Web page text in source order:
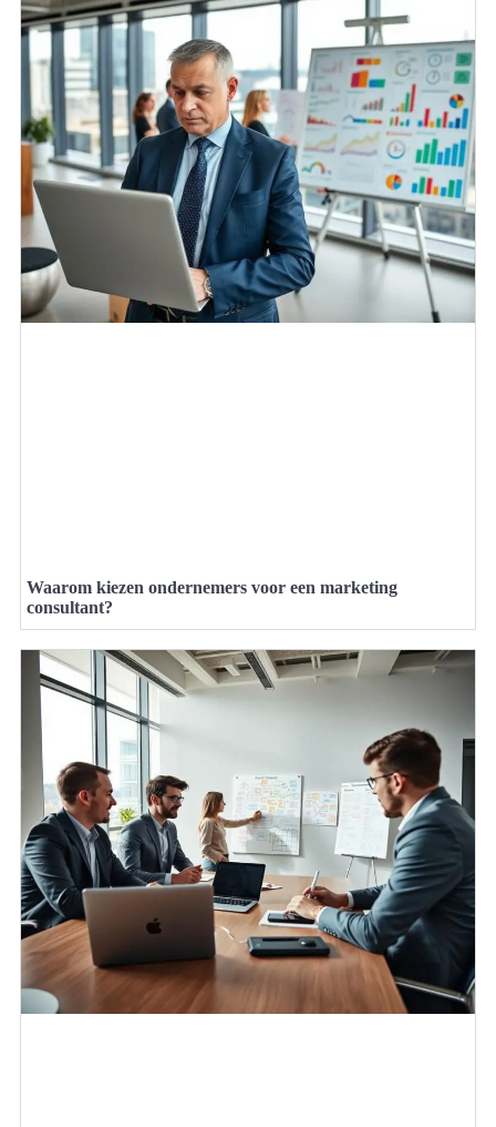
Waarom kiezen ondernemers voor een marketing
consultant?